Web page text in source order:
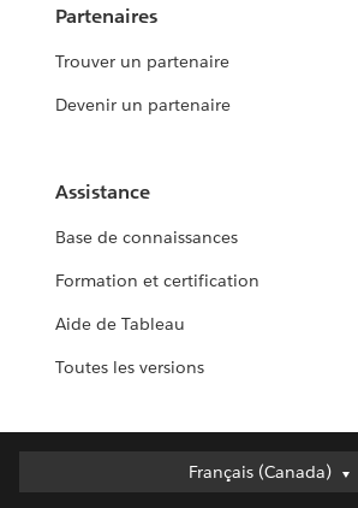
Partenaires
Trouver un partenaire
Devenir un partenaire
Assistance
Base de connaissances
Formation et certification
Aide de Tableau
Toutes les versions
Français (Canada)
Français (Canada)